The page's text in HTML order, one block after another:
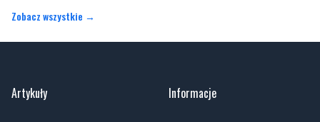
Zobacz wszystkie →
Artykuły Informacje